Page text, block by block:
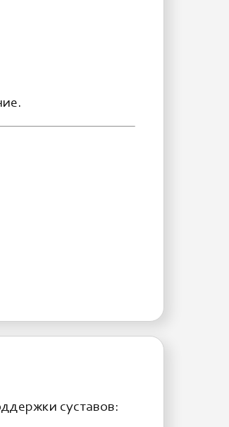
суставов: